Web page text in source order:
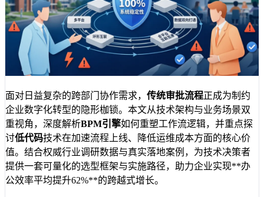
面对日益复杂的跨部门协作需求， 传统审批流程正成为制约
企业数字化转型的隐形枷锁。本文从技术架构与业务场景双
重视角，深度解析BPM引擎如何重塑工作流逻辑，并重点探
讨低代码技术在加速流程上线、降低运维成本方面的核心价
值。结合权威行业调研数据与真实落地案例，为技术决策者
提供一套可量化的选型框架与实施路径，助力企业实现**办
公效率平均提升62%**的跨越式增长。